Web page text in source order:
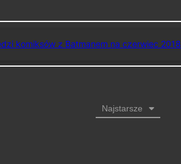
komiksów z Batmanem na czerwiec 2018
Najstarsze